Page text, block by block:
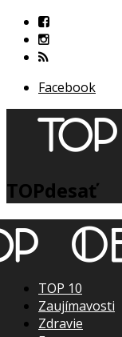
Facebook
TOPdesať
TOP 10
Zaujímavosti
Zdravie